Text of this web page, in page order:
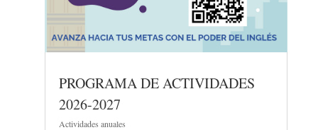
PROGRAMA DE ACTIVIDADES
2026-2027
Actividades anuales